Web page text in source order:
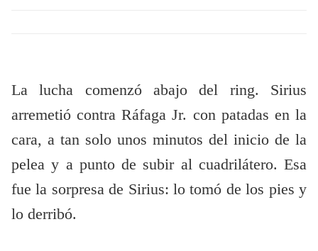
La lucha comenzó abajo del ring. Sirius
arremetió contra Ráfaga Jr. con patadas en la
cara, a tan solo unos minutos del inicio de la
pelea y a punto de subir al cuadrilátero. Esa
fue la sorpresa de Sirius: lo tomó de los pies y
lo derribó.